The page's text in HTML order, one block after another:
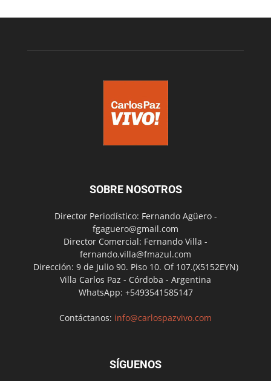
SOBRE NOSOTROS
Director Periodístico: Fernando Agüero -
fgaguero@gmail.com
Director Comercial: Fernando Villa -
fernando.villa@fmazul.com
Dirección: 9 de Julio 90. Piso 10. Of 107.(X5152EYN)
Villa Carlos Paz - Córdoba - Argentina
WhatsApp: +5493541585147
Contáctanos: info@carlospazvivo.com
SÍGUENOS